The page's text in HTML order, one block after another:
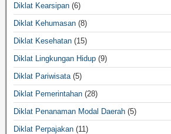
Diklat Kearsipan (6)
Diklat Kehumasan (8)
Diklat Kesehatan (15)
Diklat Lingkungan Hidup (9)
Diklat Pariwisata (5)
Diklat Pemerintahan (28)
Diklat Penanaman Modal Daerah (5)
Diklat Perpajakan (11)